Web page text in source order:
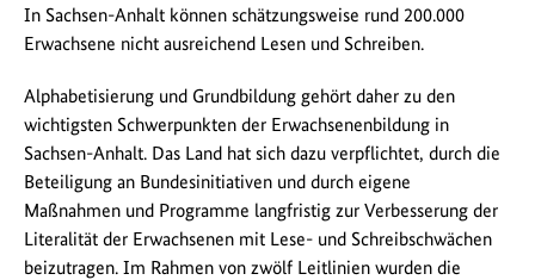
In Sachsen-Anhalt können schätzungsweise rund 200.000
Erwachsene nicht ausreichend Lesen und Schreiben.
Alphabetisierung und Grundbildung gehört daher zu den
wichtigsten Schwerpunkten der Erwachsenenbildung in
Sachsen-Anhalt. Das Land hat sich dazu verpflichtet, durch die
Beteiligung an Bundesinitiativen und durch eigene
Maßnahmen und Programme langfristig zur Verbesserung der
Literalität der Erwachsenen mit Lese- und Schreibschwächen
beizutragen. Im Rahmen von zwölf Leitlinien wurden die